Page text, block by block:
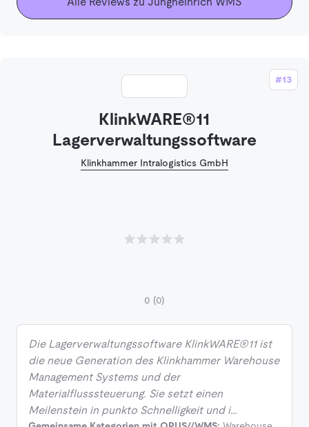
#13
KlinkWARE®11
Lagerverwaltungssoftware
Klinkhammer Intralogistics GmbH
0 (0)
Die Lagerverwaltungssoftware KlinkWARE®11 ist
die neue Generation des Klinkhammer Warehouse
Management Systems und der
Materialflusssteuerung. Sie setzt einen
Meilenstein in punkto Schnelligkeit und i…